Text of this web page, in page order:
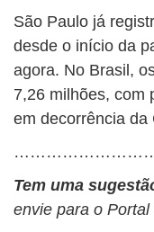
São Paulo já
desde o início da
agora. No Brasil,
7,26 milhões, com
em decorrência da
Tem uma
envie para o